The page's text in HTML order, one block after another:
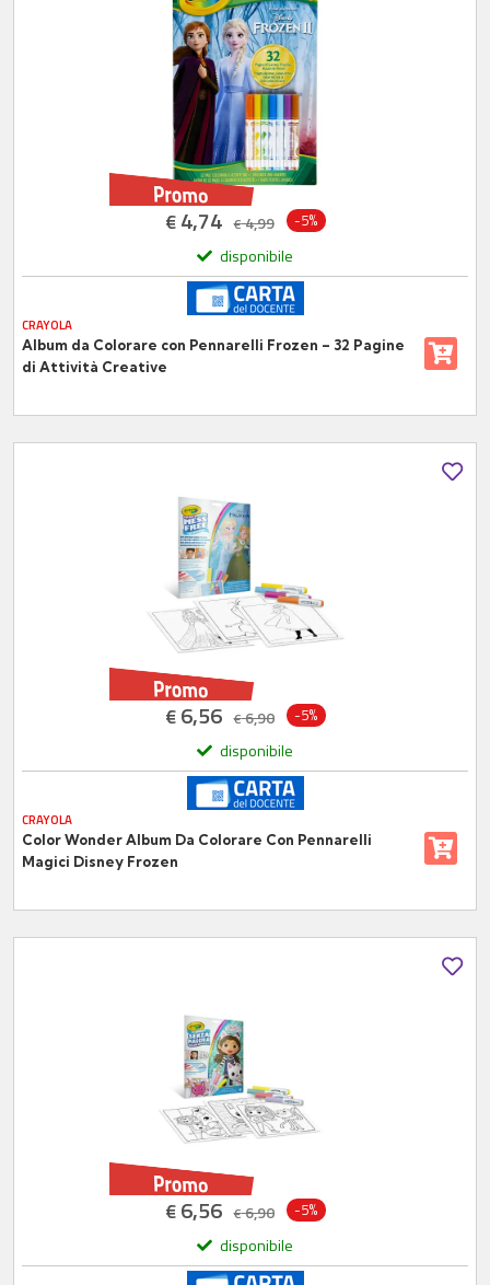
€4,74 €4,99 -5%
disponibile
CRAYOLA
Album da Colorare con Pennarelli Frozen – 32 Pagine
di Attività Creative
€6,56 €6,90 -5%
disponibile
CRAYOLA
Color Wonder Album Da Colorare Con Pennarelli
Magici Disney Frozen
€6,56 €6,90 -5%
disponibile